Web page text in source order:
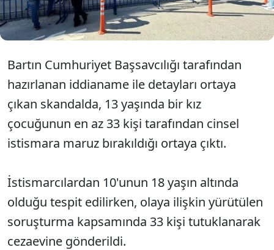
çocuğun üvey babası Şakir Özkança'nın
yaşananlara ilişkin verdiği ifade 'pes artık' dedirtti.
Bartın Cumhuriyet Başsavcılığı tarafından
hazırlanan iddianame ile detayları ortaya
çıkan skandalda, 13 yaşında bir kız
çocuğunun en az 33 kişi tarafından cinsel
istismara maruz bırakıldığı ortaya çıktı.
İstismarcılardan 10'unun 18 yaşın altında
olduğu tespit edilirken, olaya ilişkin yürütülen
soruşturma kapsamında 33 kişi tutuklanarak
cezaevine gönderildi.